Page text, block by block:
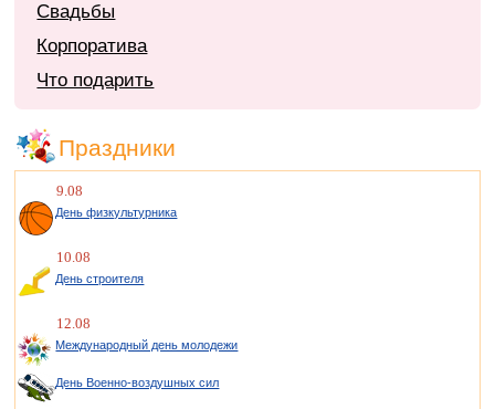
Свадьбы
Корпоратива
Что подарить
Праздники
9.08
День физкультурника
10.08
День строителя
12.08
Международный день молодежи
День Военно-воздушных сил